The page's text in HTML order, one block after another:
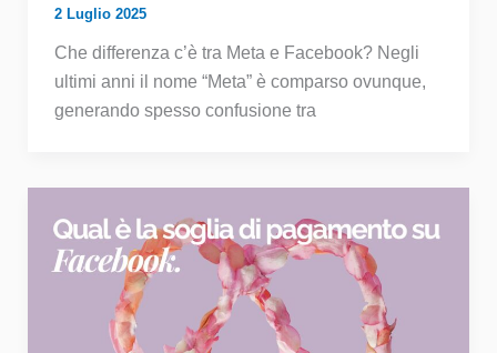
2 Luglio 2025
Che differenza c’è tra Meta e Facebook? Negli
ultimi anni il nome “Meta” è comparso ovunque,
generando spesso confusione tra